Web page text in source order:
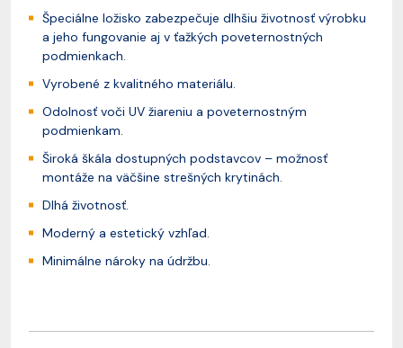
Špeciálne ložisko zabezpečuje dlhšiu životnosť výrobku
a jeho fungovanie aj v ťažkých poveternostných
podmienkach.
Vyrobené z kvalitného materiálu.
Odolnosť voči UV žiareniu a poveternostným
podmienkam.
Široká škála dostupných podstavcov – možnosť
montáže na väčšine strešných krytinách.
Dlhá životnosť.
Moderný a estetický vzhľad.
Minimálne nároky na údržbu.